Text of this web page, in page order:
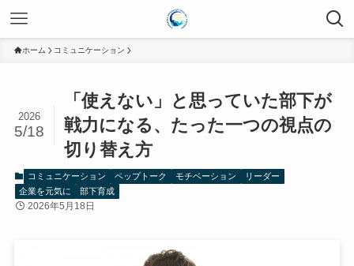
ホーム コミュニケーション
「使えない」と思っていた部下が
戦力になる、たった一つの視点の
切り替え方
2026
5/18
コミュニケーション ペップトーク モチベーション
リーダー
企業を元気に
部下育成
2026年5月18日